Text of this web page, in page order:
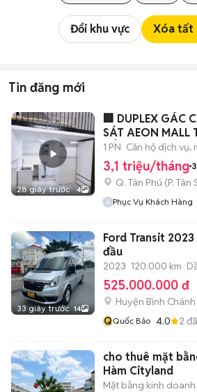
Đổi khu vực Xóa tất
Tin đăng mới
28 giây trước 4
🏢 DUPLEX GÁC
SÁT AEON MALL
CÔNG THƯƠNG
1 PN Căn hộ dịch vụ,
3,1 triệu/tháng
Q. Tân Phú (P. Tân
Phục Vụ Khách Hàng
33 giây trước 14
Ford Transit
đầu
2023 120.000 km
525.000.000 đ
Huyện Bình Chánh
QQuốc Bảo 4.0 2
cho thuê mặt
Hàm Cityland
Mặt bằng kinh doanh